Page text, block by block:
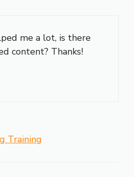
me a lot, is there
content? Thanks!
Training